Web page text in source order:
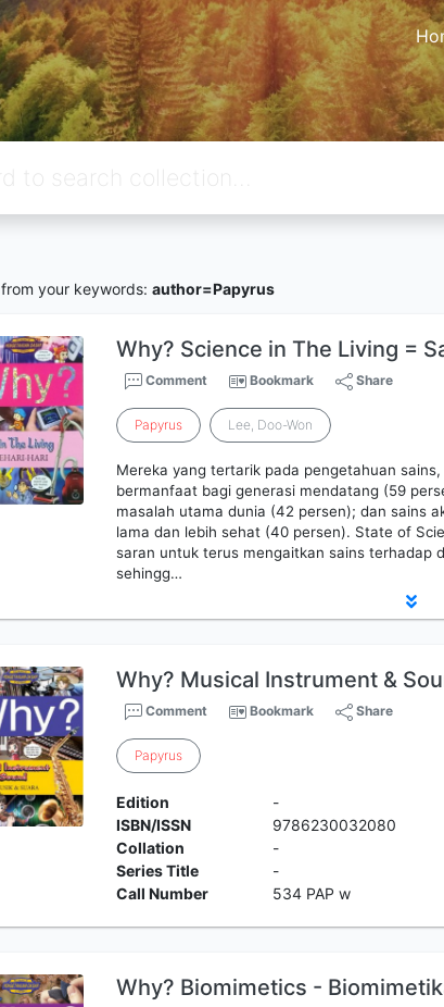
from your keywords: author=Papyrus
Why? Science in The Living =
Comment Bookmark Share
Papyrus Lee, Doo-Won
Mereka yang tertarik pada pengetahuan
bermanfaat bagi generasi mendatang (59
masalah utama dunia (42 persen); dan sains
lama dan lebih sehat (40 persen). State of
saran untuk terus mengaitkan sains terhadap
sehingg…
Why? Musical Instrument &
Comment Bookmark Share
Papyrus
Edition
-
ISBN/ISSN
9786230032080
Collation
-
Series Title
-
Call Number
534 PAP w
Why? Biomimetics -